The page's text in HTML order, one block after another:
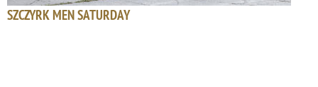
SZCZYRK MEN SATURDAY